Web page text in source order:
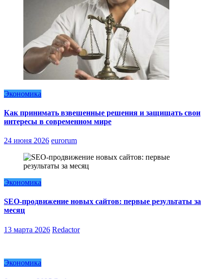
Экономика
Как принимать взвешенные решения и защищать свои
интересы в современном мире
24 июня 2026 eurorum
Экономика
SEO-продвижение новых сайтов: первые результаты за
месяц
13 марта 2026 Redactor
Экономика